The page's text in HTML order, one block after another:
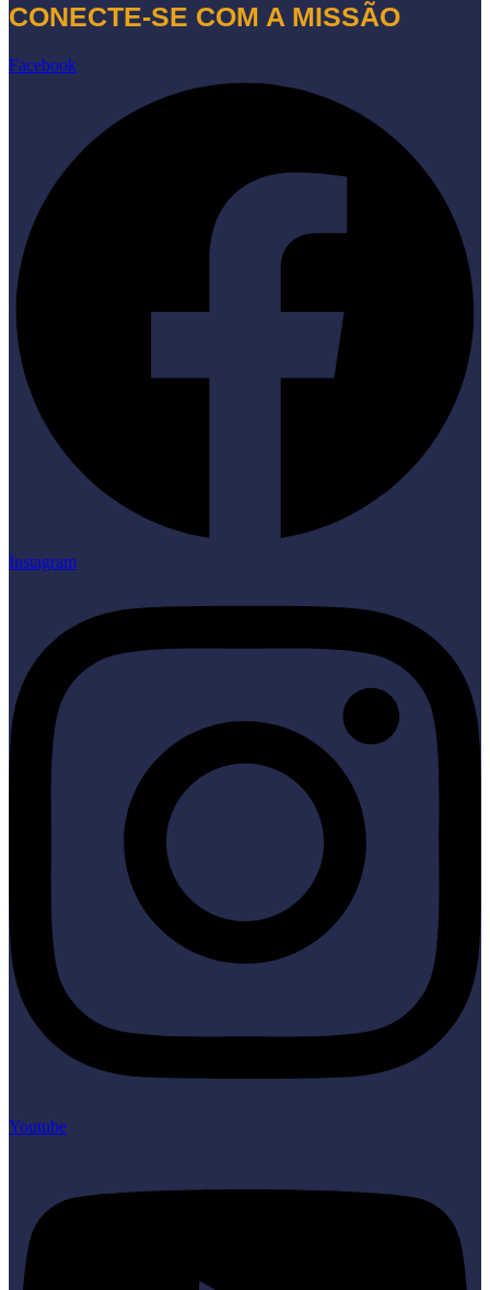
CONECTE-SE COM A MISSÃO
Facebook
Instagram
Youtube